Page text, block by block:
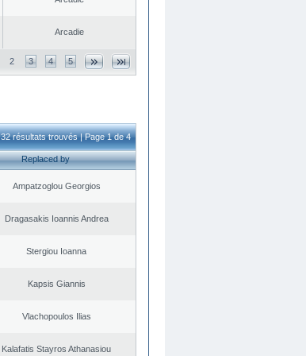
Arcadie
2 3 4 5
32 résultats trouvés | Page 1 de 4
Replaced by
Ampatzoglou Georgios
Dragasakis Ioannis Andrea
Stergiou Ioanna
Kapsis Giannis
Vlachopoulos Ilias
Kalafatis Stayros Athanasiou